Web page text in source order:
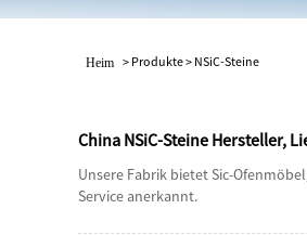
Heim > Produkte> NSiC-Steine
China NSiC-Steine Hersteller,
Unsere Fabrik bietet Sic-
Service anerkannt.